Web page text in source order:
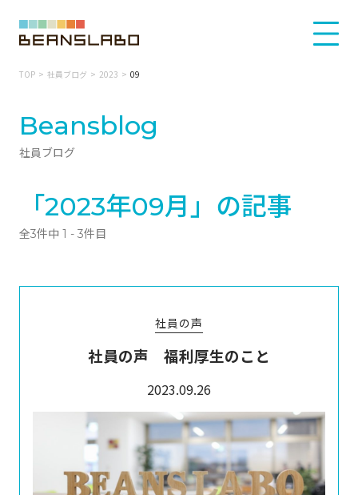
TOP 社員ブログ 2023 09
Beansblog
社員ブログ
「2023年09月」の記事
全3件中 1 - 3件目
社員の声
社員の声 福利厚生のこと
2023.09.26